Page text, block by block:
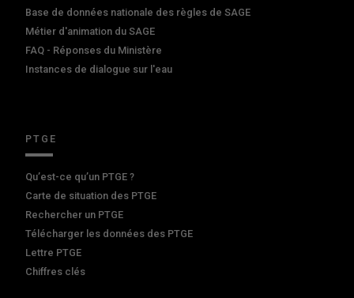
Base de données nationale des règles de SAGE
Métier d'animation du SAGE
FAQ - Réponses du Ministère
Instances de dialogue sur l'eau
PTGE
Qu’est-ce qu’un PTGE ?
Carte de situation des PTGE
Rechercher un PTGE
Télécharger les données des PTGE
Lettre PTGE
Chiffres clés